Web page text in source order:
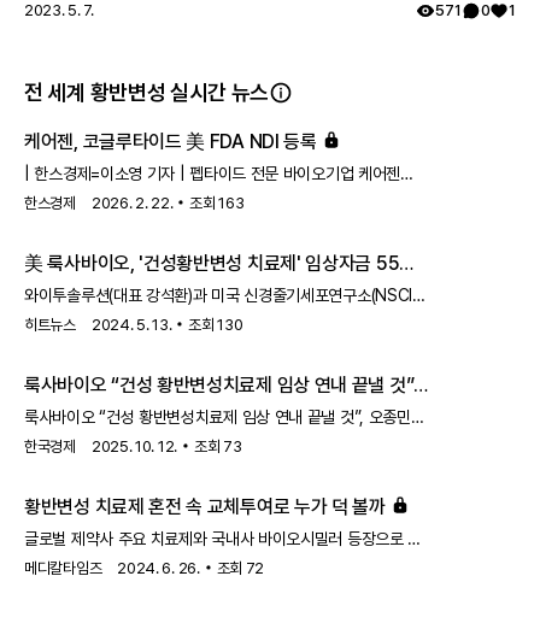
2023. 5. 7. 571 0 1
전 세계 황반변성 실시간 뉴스
케어젠, 코글루타이드 美 FDA NDI 등록
| 한스경제=이소영 기자 | 펩타이드 전문 바이오기업 케어젠
(대표이사 정용지)은 자사가 개발한 GLP-1 유사체 펩타이드
등재는 케어젠이 추진해 온 'GLP-1의 대중화' 전략의 중요한
지점에 해당한다는 설명이다. 최근 미국에서는 경구용 GLP-1
약물이 등장하며 GLP-1 시장이 주사 중심의 의료 처방 시장에서
한스경제 2026. 2. 22. 조회163
美 룩사바이오, '건성황반변성 치료제' 임상자금 55억
지원받아
와이투솔루션(대표 강석환)과 미국 신경줄기세포연구소(NSCI)
의 합작법인인 '룩사 바이오테크놀로지(Luxa Biotechnology·
지원받았다고 2일 밝혔다.앞서 CIRM은 미국에서 시력을 개선할
수 있는 치료 옵션이 없는 건성황반변성(Dry AMD) 치료의
돌파구가 될 수 있는 혁신적인 치료제 'RPESC-RPE-
히트뉴스 2024. 5. 13. 조회130
룩사바이오 “건성 황반변성치료제 임상 연내 끝낼 것”
룩사바이오 “건성 황반변성치료제 임상 연내 끝낼 것”, 오종민
대표 인터뷰 망막색소상피줄기세포 기반 세포치료제 이르면
한국경제 2025. 10. 12. 조회 73
황반변성 치료제 혼전 속 교체투여로 누가 덕 볼까
글로벌 제약사 주요 치료제와 국내사 바이오시밀러 등장으로 더
치열해진 황반변성 치료제 시장.정부가 교체투여 기준 개정을
메디칼타임즈 2024. 6. 26. 조회 72